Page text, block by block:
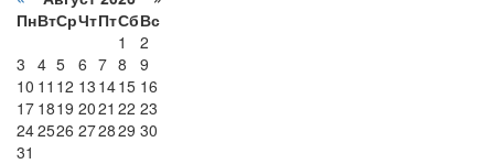
ПнВтСрЧтПтСбВс
1
2
3 4 5 6 7 8
9
10 11 12 13 1415 16
17 1819 2021 22 23
242526 272829 30
31